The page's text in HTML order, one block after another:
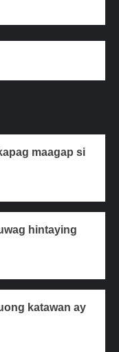
maagap si
hintaying
katawan ay